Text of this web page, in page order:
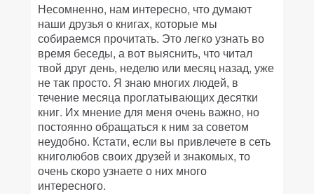
Несомненно, нам интересно, что думают
наши друзья о книгах, которые мы
собираемся прочитать. Это легко узнать во
время беседы, а вот выяснить, что читал
твой друг день, неделю или месяц назад, уже
не так просто. Я знаю многих людей, в
течение месяца проглатывающих десятки
книг. Их мнение для меня очень важно, но
постоянно обращаться к ним за советом
неудобно. Кстати, если вы привлечете в сеть
книголюбов своих друзей и знакомых, то
очень скоро узнаете о них много
интересного.